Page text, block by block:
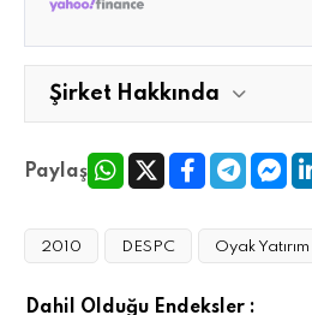
Şirket Hakkında
Paylaş
2010 DESPC Oyak Yatırım
Dahil Olduğu Endeksler :